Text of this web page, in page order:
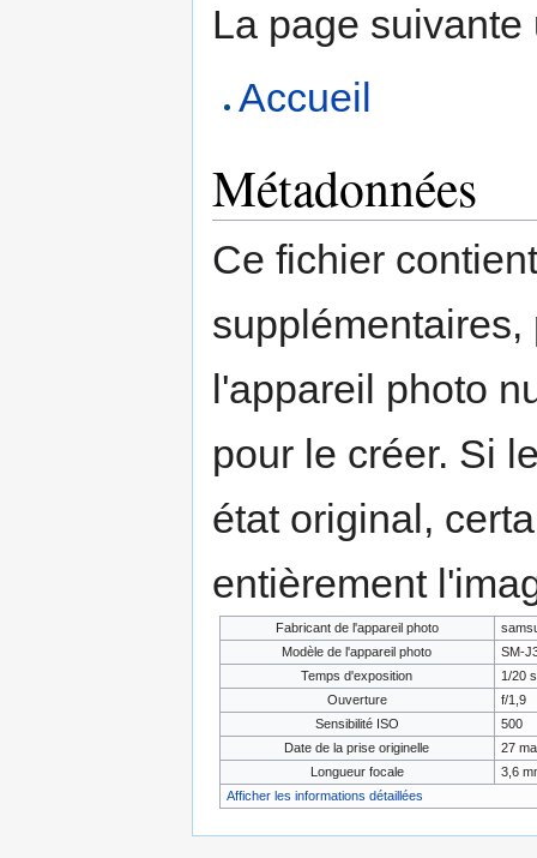
La page
Accueil
Métadonnées
Ce fichier
l'appareil photo
pour le créer. Si
état original,
entièrement
Fabricant de l'appareil photo
Modèle de l'appareil photo
SM-
Temps d'exposition
1/20
Ouverture
f/1,9
Sensibilité ISO
500
Date de la prise originelle
27
Longueur focale
3,6
Afficher les informations détaillées